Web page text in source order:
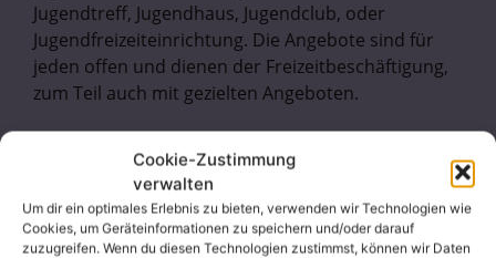
Cookie-Zustimmung
verwalten
Um dir ein optimales Erlebnis zu bieten, verwenden wir Technologien wie
Cookies, um Geräteinformationen zu speichern und/oder darauf
zuzugreifen. Wenn du diesen Technologien zustimmst, können wir Daten
Jugendtreff, Jugendhaus, Jugendclub, oder
Jugendfreizeiteinrichtung. Die Angebote sind für
jeden offen und dienen der Freizeitbeschäftigung,
zum Teil auch mit gezielten Angeboten.
Zurück zu den Fragen